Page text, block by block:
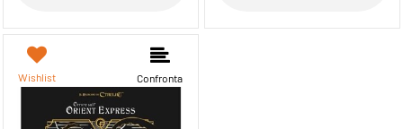
Wishlist Confronta